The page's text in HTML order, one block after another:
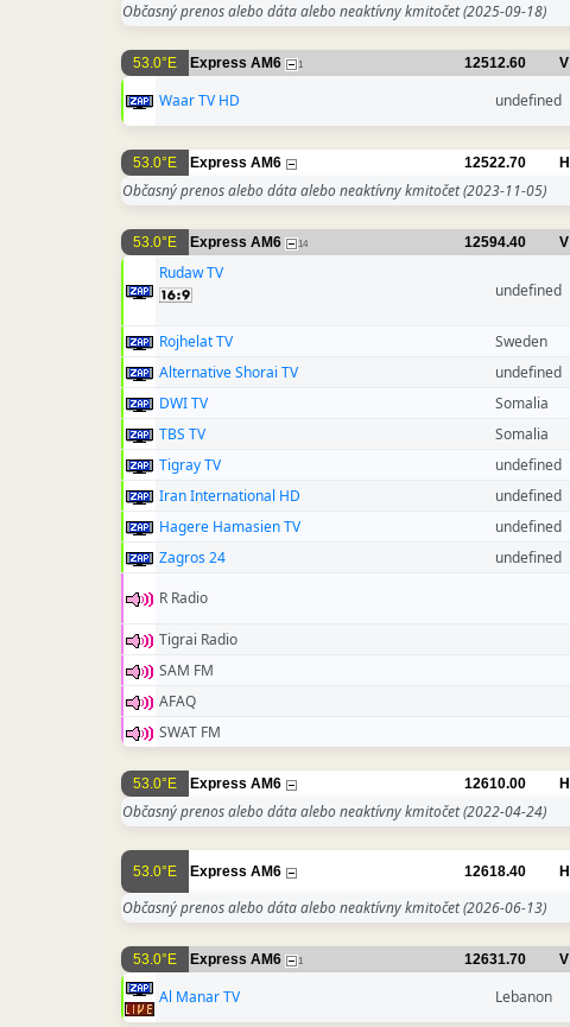
Občasný prenos alebo dáta alebo neaktívny kmitočet(2025-09-18)
53.0°E Express AM6 1 12512.60 V
Waar TV HD undefined
53.0°E Express AM6 12522.70 H
Občasný prenos alebo dáta alebo neaktívny kmitočet(2023-11-05)
53.0°E Express AM6 14 12594.40 V
Rudaw TV
undefined
Rojhelat TV Sweden
Alternative Shorai TV
undefined
DWI TV
Somalia
TBS TV
Somalia
Tigray TV
undefined
Iran International HD
undefined
Hagere Hamasien TV
undefined
Zagros 24
undefined
R Radio
Tigrai Radio
SAM FM
AFAQ
SWAT FM
53.0°E Express AM6 12610.00 H
Občasný prenos alebo dáta alebo neaktívny kmitočet(2022-04-24)
53.0°E Express AM6 12618.40 H
Občasný prenos alebo dáta alebo neaktívny kmitočet(2026-06-13)
53.0°E Express AM6 1 12631.70 V
Al Manar TV Lebanon